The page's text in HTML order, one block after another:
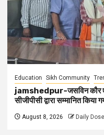
Education Sikh Community
jamshedpur-जसविन कौर
सीजीपीसी द्वारा सम्मानित किया
August 8, 2026 Daily